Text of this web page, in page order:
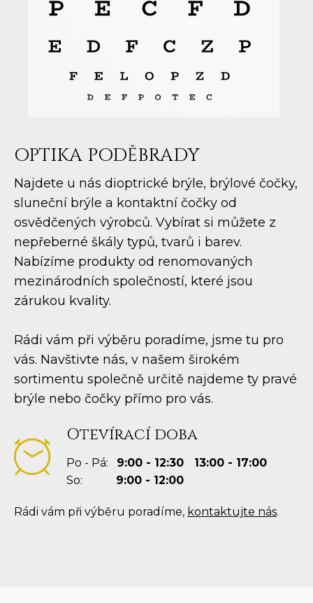
OPTIKA PODĚBRADY
Najdete u nás dioptrické brýle, brýlové čočky,
sluneční brýle a kontaktní čočky od
osvědčených výrobců. Vybírat si můžete z
nepřeberné škály typů, tvarů i barev.
Nabízíme produkty od renomovaných
mezinárodních společností, které jsou
zárukou kvality.
Rádi vám při výběru poradíme, jsme tu pro
vás. Navštivte nás, v našem širokém
sortimentu společně určitě najdeme ty pravé
brýle nebo čočky přímo pro vás.
Otevírací doba
Po - Pá: 9:00 - 12:30 13:00 - 17:00
So: 9:00 - 12:00
Rádi vám při výběru poradíme, kontaktujte nás.